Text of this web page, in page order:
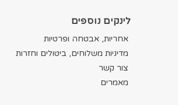
לינקים נוספים
אחריות, אבטחה ופרטיות
מדיניות משלוחים, ביטולים וחזרות
צור קשר
מאמרים